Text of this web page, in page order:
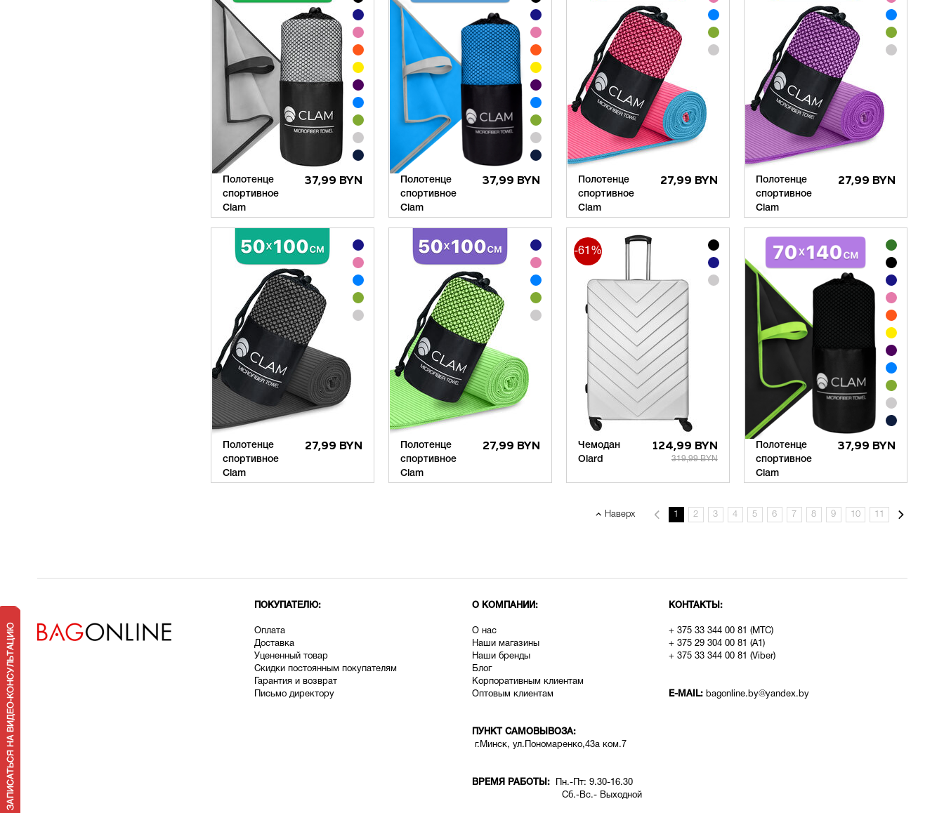
Полотенце
спортивное
Clam
37,99 BYN
Полотенце
спортивное
Clam
37,99 BYN
Полотенце
спортивное
Clam
27,99 BYN
Полотенце
спортивное
Clam
27,99 BYN
Полотенце
спортивное
Clam
27,99 BYN
Полотенце
спортивное
Clam
27,99 BYN
Чемодан
Olard
124,99 BYN
319,99 BYN
-61%
Полотенце
спортивное
Clam
37,99 BYN
Наверх 1 2 3 4 5 6 7 8 9 10 11
ПОКУПАТЕЛЮ:
Оплата
Доставка
Уцененный товар
Скидки постоянным покупателям
Гарантия и возврат
Письмо директору
О КОМПАНИИ:
О нас
Наши магазины
Наши бренды
Блог
Корпоративным клиентам
Оптовым клиентам
ПУНКТ САМОВЫВОЗА:
г.Минск, ул.Пономаренко,43а ком.7
ВРЕМЯ РАБОТЫ: Пн.-Пт: 9.30-16.30
Сб.-Вс.- Выходной
КОНТАКТЫ:
+ 375 33 344 00 81 (МТС)
+ 375 29 304 00 81 (A1)
+ 375 33 344 00 81 (Viber)
E-MAIL: bagonline.by@yandex.by